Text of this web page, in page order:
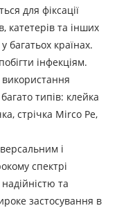
для фіксації
катетерів та інших
багатьох країнах.
інфекціям.
використання
типів: клейка
стрічка Mirco Pe,
і
спектрі
та
застосування в